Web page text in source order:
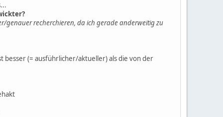
genauer recherchieren, da ich gerade anderweitig zu
besser (= ausführlicher/aktueller) als die von der